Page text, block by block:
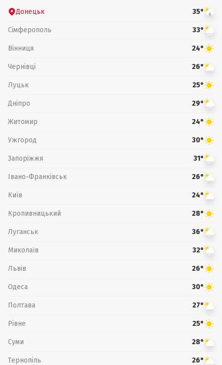
Донецьк 35°
Сімферополь 33°
Вінниця 24°
Чернівці 26°
Луцьк 25°
Дніпро 29°
Житомир 24°
Ужгород 30°
Запоріжжя 31°
Івано-Франківськ 26°
Київ 24°
Кропивницький 28°
Луганськ 36°
Миколаїв 32°
Львів 26°
Одеса 30°
Полтава 27°
Рівне 25°
Суми 28°
Тернопіль 26°